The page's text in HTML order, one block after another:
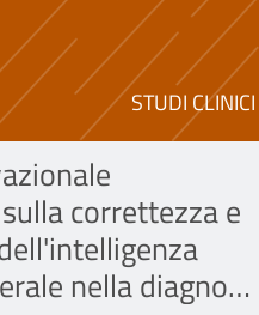
STUDI CLINICI
correttezza e
nella diagnosi